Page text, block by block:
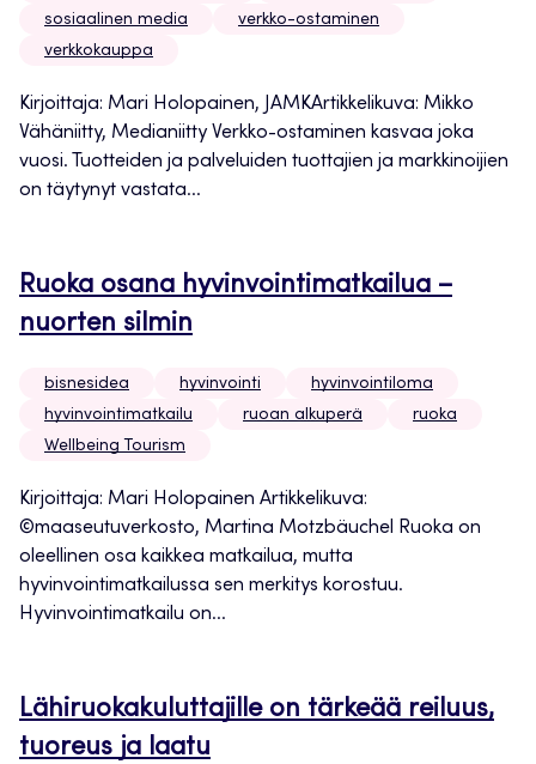
sosiaalinen media
verkko-ostaminen
verkkokauppa
Kirjoittaja: Mari Holopainen, JAMKArtikkelikuva: Mikko
Vähäniitty, Medianiitty Verkko-ostaminen kasvaa joka
vuosi. Tuotteiden ja palveluiden tuottajien ja markkinoijien
on täytynyt vastata...
Ruoka osana hyvinvointimatkailua –
nuorten silmin
bisnesidea hyvinvointi
hyvinvointiloma
hyvinvointimatkailu
ruoan alkuperä
ruoka
Wellbeing Tourism
Kirjoittaja: Mari Holopainen Artikkelikuva:
©maaseutuverkosto, Martina Motzbäuchel Ruoka on
oleellinen osa kaikkea matkailua, mutta
hyvinvointimatkailussa sen merkitys korostuu.
Hyvinvointimatkailu on...
Lähiruokakuluttajille on tärkeää reiluus,
tuoreus ja laatu